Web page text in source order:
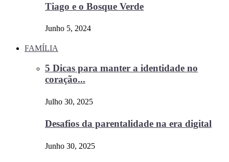
Tiago e o Bosque Verde
Junho 5, 2024
FAMÍLIA
5 Dicas para manter a identidade no
coração...
Julho 30, 2025
Desafios da parentalidade na era digital
Junho 30, 2025